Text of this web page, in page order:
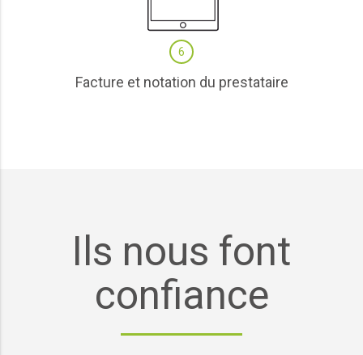
6
Facture et notation du prestataire
Ils nous font
confiance